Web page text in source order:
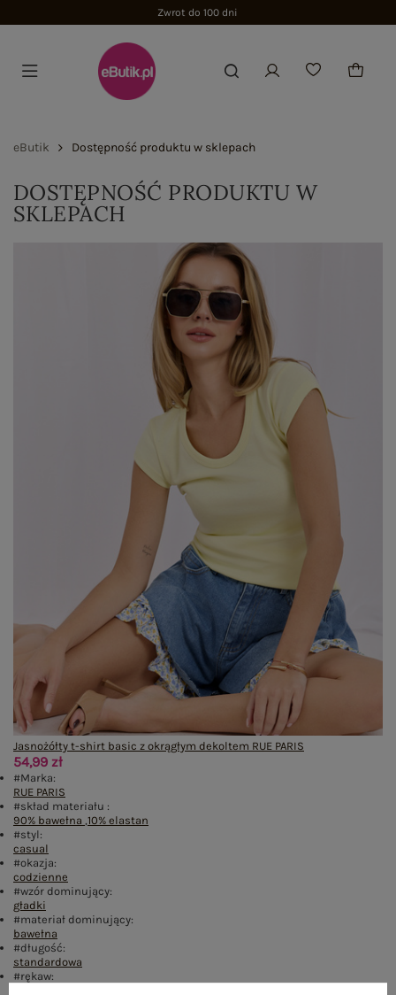
Zwrot do 100 dni
eButik Dostępność produktu w sklepach
DOSTĘPNOŚĆ PRODUKTU W
SKLEPACH
Jasnożółty t-shirt basic z okrągłym dekoltem RUE PARIS
54,99 zł
#Marka:
RUE PARIS
#skład materiału :
90% bawełna ,10% elastan
#styl:
casual
#okazja:
codzienne
#wzór dominujący:
gładki
#materiał dominujący:
bawełna
#długość:
standardowa
#rękaw: